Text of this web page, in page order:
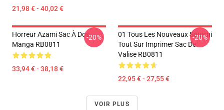
21,98 € - 40,02 €
Horreur Azami Sac À Dos
Manga RB0811
33,94 € - 38,18 €
-20%
01 Tous Les Nouveaux Souichi
Tout Sur Imprimer Sac De
Valise RB0811
22,95 € - 27,55 €
-20%
VOIR PLUS